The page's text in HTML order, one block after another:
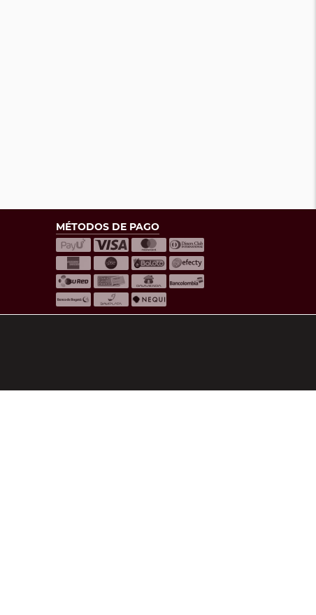
MÉTODOS DE PAGO